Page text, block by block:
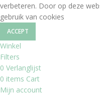
verbeteren. Door op deze
gebruik van cookies
ACCEPT
Winkel
Filters
0 Verlanglijst
0 items Cart
Mijn account